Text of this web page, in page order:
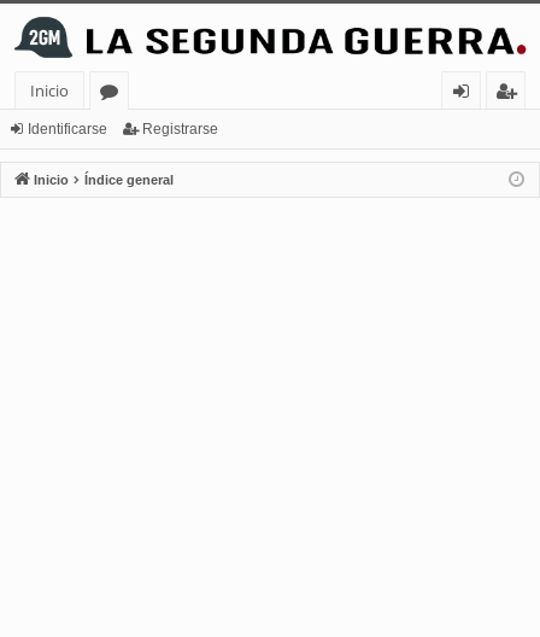
Inicio
or
os
nt
ifi
ist
ra
Identificarse Registrarse
Inicio Índice general